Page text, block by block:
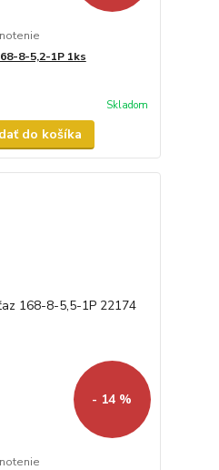
8-5,2-1P 1ks
Skladom
do košíka
- 14 %